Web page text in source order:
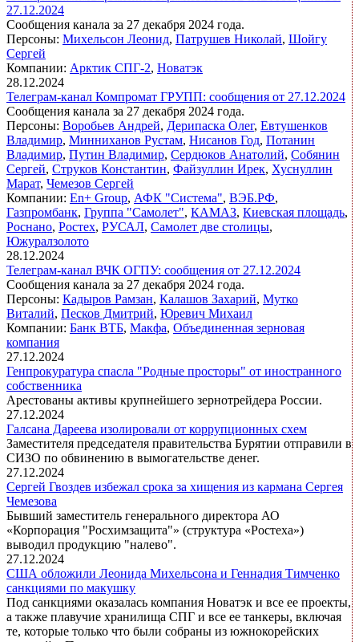
27.12.2024
Сообщения канала за 27 декабря 2024 года.
Персоны: Михельсон Леонид, Патрушев Николай, Шойгу
Сергей
Компании: Арктик СПГ-2, Новатэк
28.12.2024
Телеграм-канал Компромат ГРУПП: сообщения от 27.12.2024
Сообщения канала за 27 декабря 2024 года.
Персоны: Воробьев Андрей, Дерипаска Олег, Евтушенков
Владимир, Минниханов Рустам, Нисанов Год, Потанин
Владимир, Путин Владимир, Сердюков Анатолий, Собянин
Сергей, Струков Константин, Файзуллин Ирек, Хуснуллин
Марат, Чемезов Сергей
Компании: En+ Group, АФК "Система", ВЭБ.РФ,
Газпромбанк, Группа "Самолет", КАМАЗ, Киевская площадь,
Роснано, Ростех, РУСАЛ, Самолет две столицы,
Южуралзолото
28.12.2024
Телеграм-канал ВЧК ОГПУ: сообщения от 27.12.2024
Сообщения канала за 27 декабря 2024 года.
Персоны: Кадыров Рамзан, Калашов Захарий, Мутко
Виталий, Песков Дмитрий, Юревич Михаил
Компании: Банк ВТБ, Макфа, Объединенная зерновая
компания
27.12.2024
Генпрокуратура спасла "Родные просторы" от иностранного
собственника
Арестованы активы крупнейшего зернотрейдера России.
27.12.2024
Галсана Дареева изолировали от коррупционных схем
Заместителя председателя правительства Бурятии отправили в
СИЗО по обвинению в вымогательстве денег.
27.12.2024
Сергей Гвоздев избежал срока за хищения из кармана Сергея
Чемезова
Бывший заместитель генерального директора АО
«Корпорация "Росхимзащита"» (структура «Ростеха»)
выводил продукцию "налево".
27.12.2024
США обложили Леонида Михельсона и Геннадия Тимченко
санкциями по макушку
Под санкциями оказалась компания Новатэк и все ее проекты,
а также плавучие хранилища СПГ и все ее танкеры, включая
те, которые только что были собраны из южнокорейских